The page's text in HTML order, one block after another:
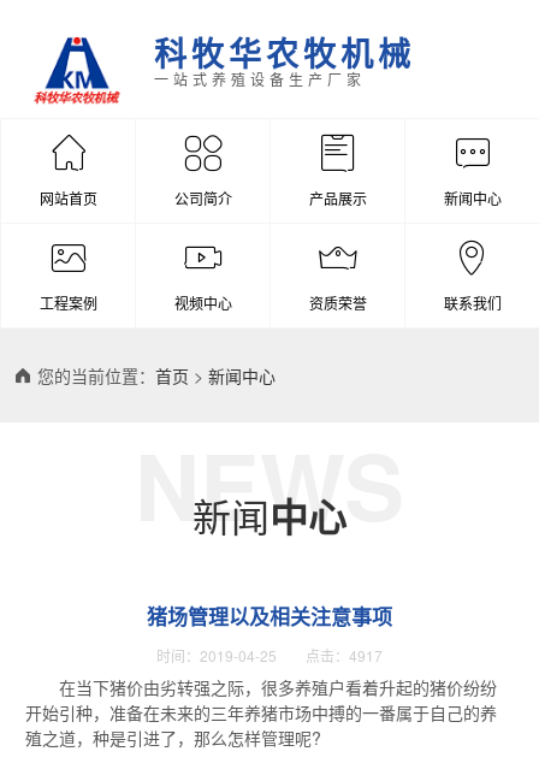
科牧华农牧机械
一站式养殖设备生产厂家
网站首页 公司简介 产品展示 新闻中心
工程案例 视频中心 资质荣誉 联系我们
您的当前位置：首页 >新闻中心
新闻中心
NEWS
猪场管理以及相关注意事项
时间：2019-04-25 点击：4917
在当下猪价由劣转强之际，很多养殖户看着升起的猪价纷纷
开始引种，准备在未来的三年养猪市场中搏的一番属于自己的养
殖之道，种是引进了，那么怎样管理呢?